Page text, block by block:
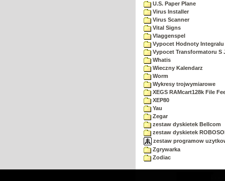
U.S. Paper Plane
Virus Installer
Virus Scanner
Vital Signs
Vlaggenspel
Vypocet Hodnoty
Vypocet Transformatoru S
Whatis
Wieczny Kalendarz
Worm
Wykresy trojwymiarowe
XEGS RAMcart128k File
XEP80
Yau
Zegar
zestaw dyskietek Bellcom
zestaw dyskietek
zestaw programow
Zgrywarka
Zodiac